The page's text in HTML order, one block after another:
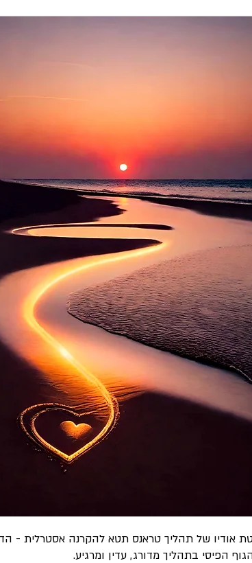
אודיו של תהליך טראנס תטא להקרנה אסטרלית -
הפיסי בתהליך מדורג, עדין ומרגיע.